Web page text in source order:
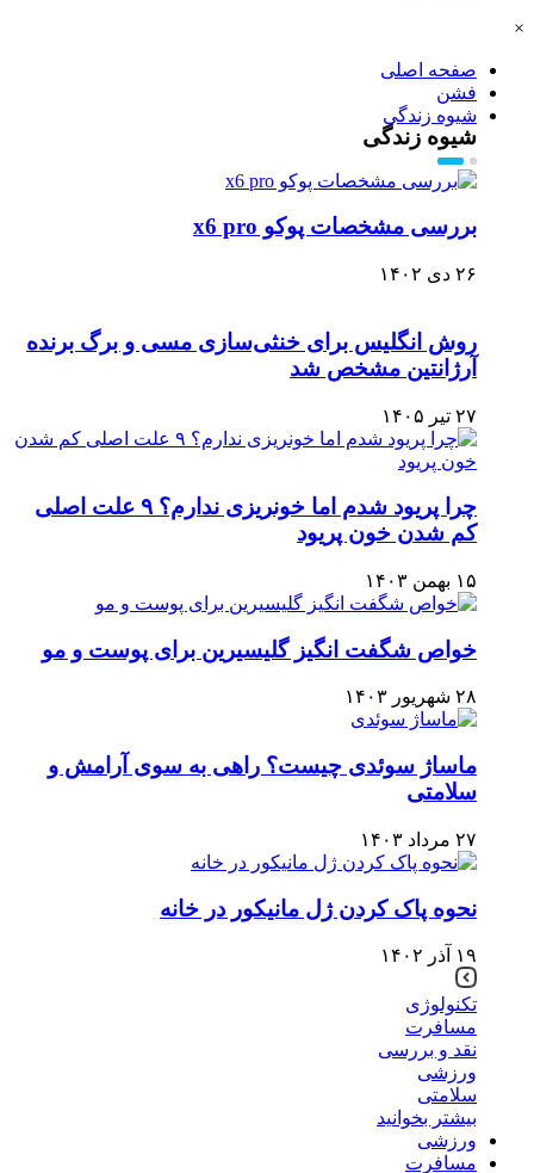
×
صفحه اصلی
فشن
شیوه زندگی
شیوه زندگی
بررسی مشخصات پوکو x6 pro
۲۶ دی ۱۴۰۲
روش انگلیس برای خنثی‌سازی مسی و برگ برنده
آرژانتین مشخص شد
۲۷ تیر ۱۴۰۵
چرا پریود شدم اما خونریزی ندارم؟ ۹ علت اصلی
کم شدن خون پریود
۱۵ بهمن ۱۴۰۳
خواص شگفت انگیز گلیسیرین برای پوست و مو
۲۸ شهریور ۱۴۰۳
ماساژ سوئدی چیست؟ راهی به سوی آرامش و
سلامتی
۲۷ مرداد ۱۴۰۳
نحوه پاک کردن ژل مانیکور در خانه
۱۹ آذر ۱۴۰۲
تکنولوژی
مسافرت
نقد و بررسی
ورزشی
سلامتی
بیشتر بخوانید
ورزشی
مسافرت